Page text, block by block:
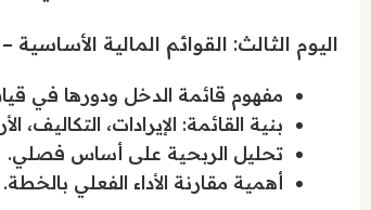
اليوم الثالث: القوائم المالية الأساسية
مفهوم قائمة الدخل ودورها في
بنية القائمة: الإيرادات، التكاليف،
تحليل الربحية على أساس فصلي.
أهمية مقارنة الأداء الفعلي بالخطة.